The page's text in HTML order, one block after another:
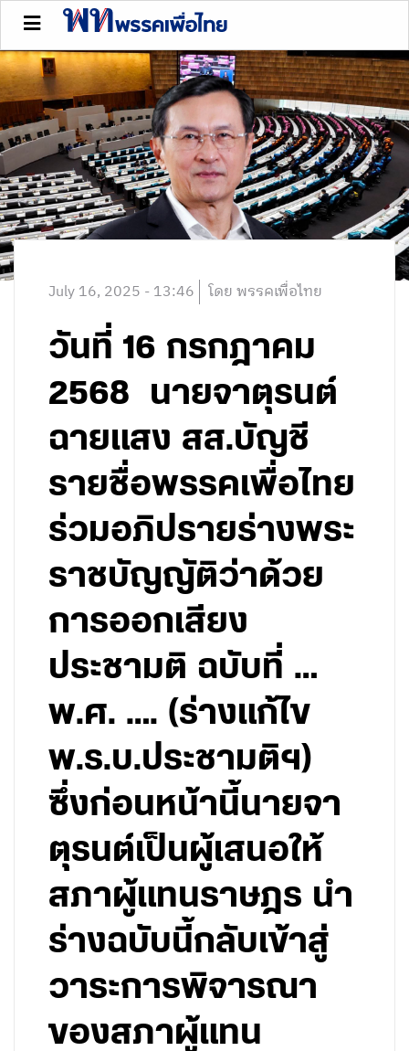
July 16, 2025 - 13:46 โดย พรรคเพื่อไทย
วันที่ 16 กรกฎาคม
2568 นายจาตุรนต์
ฉายแสง สส.บัญชี
รายชื่อพรรคเพื่อไทย
ร่วมอภิปรายร่างพระ
ราชบัญญัติว่าด้วย
การออกเสียง
ประชามติ ฉบับที่ …
พ.ศ. …. (ร่างแก้ไข
พ.ร.บ.ประชามติฯ)
ซึ่งก่อนหน้านี้นายจา
ตุรนต์เป็นผู้เสนอให้
สภาผู้แทนราษฎร นำ
ร่างฉบับนี้กลับเข้าสู่
วาระการพิจารณา
ของสภาผู้แทน